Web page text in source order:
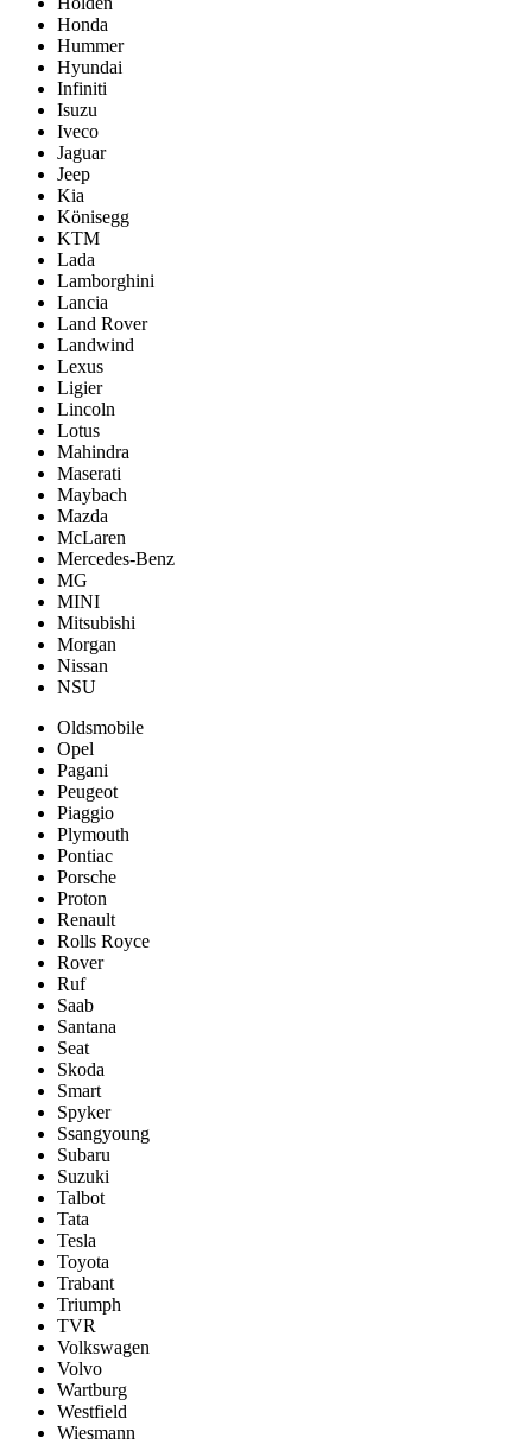
Honda
Hummer
Hyundai
Infiniti
Isuzu
Iveco
Jaguar
Jeep
Kia
Könisegg
KTM
Lada
Lamborghini
Lancia
Land Rover
Landwind
Lexus
Ligier
Lincoln
Lotus
Mahindra
Maserati
Maybach
Mazda
McLaren
Mercedes-Benz
MG
MINI
Mitsubishi
Morgan
Nissan
NSU
Oldsmobile
Opel
Pagani
Peugeot
Piaggio
Plymouth
Pontiac
Porsche
Proton
Renault
Rolls Royce
Rover
Ruf
Saab
Santana
Seat
Skoda
Smart
Spyker
Ssangyoung
Subaru
Suzuki
Talbot
Tata
Tesla
Toyota
Trabant
Triumph
TVR
Volkswagen
Volvo
Wartburg
Westfield
Wiesmann